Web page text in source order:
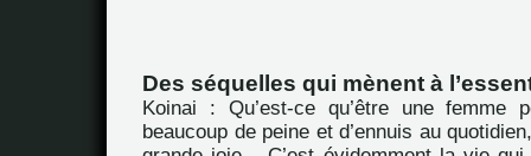
Des séquelles qui mènent à
Koinai : Qu’est-ce qu’être une femme
beaucoup de peine et d’ennuis au